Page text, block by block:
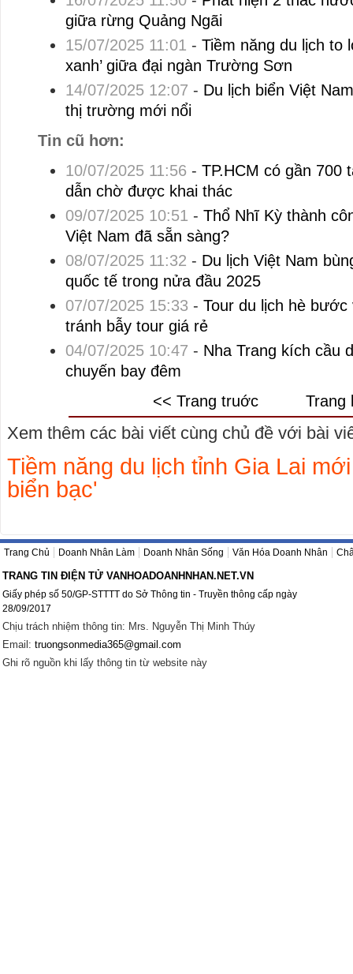
giữa rừng Quảng Ngãi
15/07/2025 11:01 - Tiềm năng du lịch to
xanh’ giữa đại ngàn Trường Sơn
14/07/2025 12:07 - Du lịch biển Việt
thị trường mới nổi
Tin cũ hơn:
10/07/2025 11:56 - TP.HCM có gần 700
dẫn chờ được khai thác
09/07/2025 10:51 - Thổ Nhĩ Kỳ thành
Việt Nam đã sẵn sàng?
08/07/2025 11:32 - Du lịch Việt Nam
quốc tế trong nửa đầu 2025
07/07/2025 15:33 - Tour du lịch hè
tránh bẫy tour giá rẻ
04/07/2025 10:47 - Nha Trang kích cầu
chuyến bay đêm
<< Trang truớc
Trang
Xem thêm các bài viết cùng chủ đề với bài
Tiềm năng du lịch tỉnh Gia Lai
biển bạc'
Trang Chủ Doanh Nhân Làm Doanh Nhân Sống Văn Hóa Doanh Nhân
TRANG TIN ĐIỆN TỬ VANHOADOANHNHAN.NET.VN
Giấy phép số 50/GP-STTTT do Sở Thông tin - Truyền thông cấp ngày
28/09/2017
Chịu trách nhiệm thông tin: Mrs. Nguyễn Thị Minh Thúy
Email: truongsonmedia365@gmail.com
Ghi rõ nguồn khi lấy thông tin từ website này